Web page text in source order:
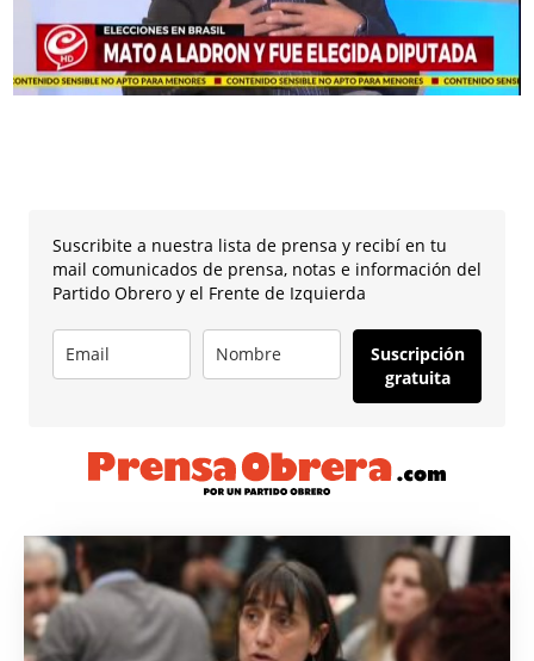
Suscribite a nuestra lista de prensa y recibí en tu
mail comunicados de prensa, notas e información del
Partido Obrero y el Frente de Izquierda
Suscripción
gratuita